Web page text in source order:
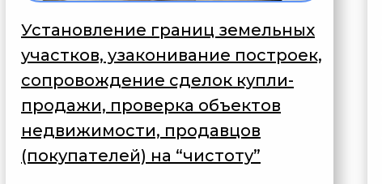
Установление границ земельных
участков, узаконивание построек,
сопровождение сделок купли-
продажи, проверка объектов
недвижимости, продавцов
(покупателей) на “чистоту”